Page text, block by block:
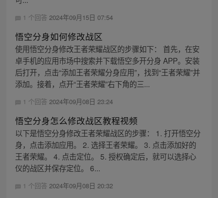
1 个回答 2024年09月15日 07:54
悟空分身如何修改战区
使用悟空分身修改王者荣耀战区的步骤如下： 首先，在安
卓手机的应用市场中搜索并下载悟空多开分身 APP。安装
后打开，点击“添加王者荣耀分身应用”，找到“王者荣耀”并
添加。接着，点开“王者荣耀”右下角的三...
1 个回答 2024年09月08日 23:24
悟空分身怎么修改战区教程视频
以下是悟空分身修改王者荣耀战区的步骤： 1. 打开悟空分
身，点击添加应用。 2. 选择王者荣耀。 3. 点击添加好的
王者荣耀。 4. 点击定位。 5. 授权确定后，就可以选择心
仪的战区并保存定位。 6...
1 个回答 2024年09月08日 20:32